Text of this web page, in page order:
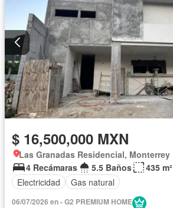
$ 16,500,000 MXN
Las Granadas Residencial, Monterrey
4 Recámaras
5.5 Baños
435 m²
Electricidad
Gas natural
06/07/2026 en - G2 PREMIUM HOME